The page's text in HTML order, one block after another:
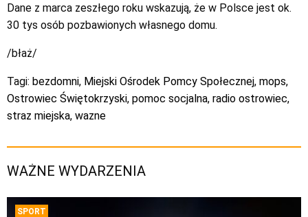
Dane z marca zeszłego roku wskazują, że w Polsce jest ok.
30 tys osób pozbawionych własnego domu.
/błaż/
Tagi: bezdomni, Miejski Ośrodek Pomcy Społecznej, mops,
Ostrowiec Świętokrzyski, pomoc socjalna, radio ostrowiec,
straz miejska, wazne
WAŻNE WYDARZENIA
SPORT